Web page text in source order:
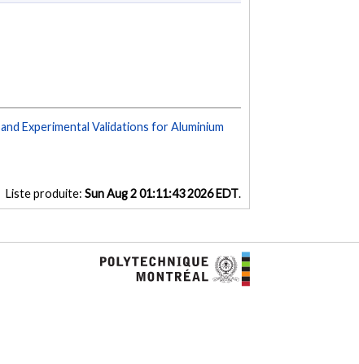
Experimental Validations for Aluminium
Liste produite: Sun Aug 2 01:11:43 2026 EDT.